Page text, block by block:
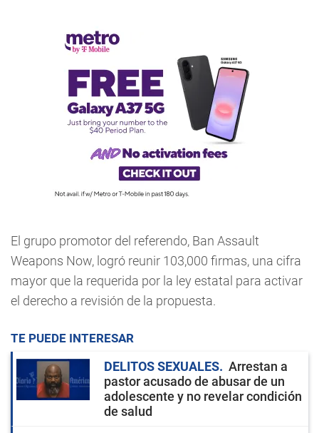
El grupo promotor del referendo, Ban Assault
Weapons Now, logró reunir 103,000 firmas, una cifra
mayor que la requerida por la ley estatal para activar
el derecho a revisión de la propuesta.
TE PUEDE INTERESAR
DELITOS SEXUALES
Arrestan a
pastor acusado de abusar de un
adolescente y no revelar condición
de salud